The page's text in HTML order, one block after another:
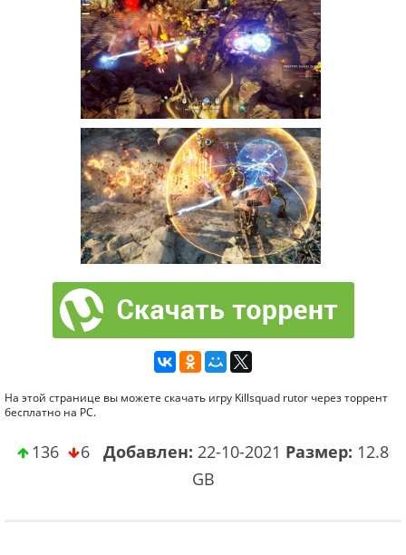
На этой странице вы можете скачать игру Killsquad rutor через торрент
бесплатно на PC.
136 6 Добавлен: 22-10-2021 Размер: 12.8
GB